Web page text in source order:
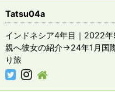
Tatsu04a
インドネシア4年目｜2022
親へ彼女の紹介→24年1月国
り旅